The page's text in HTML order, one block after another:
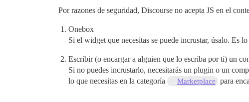
Por razones de seguridad, Discourse no acepta JS en el
Onebox
Si el widget que necesitas se puede incrustar, úsalo. Es
Escribir (o encargar a alguien que lo escriba por ti) un
Si no puedes incrustarlo, necesitarás un plugin o un
lo que necesitas en la categoría
Marketplace para